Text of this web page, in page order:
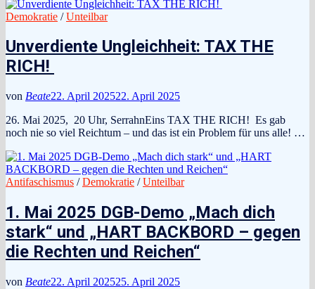
Demokratie /Unteilbar
Unverdiente Ungleichheit: TAX THE
RICH!
von Beate22. April 202522. April 2025
26. Mai 2025, 20 Uhr, SerrahnEins TAX THE RICH! Es gab
noch nie so viel Reichtum – und das ist ein Problem für uns alle! …
Antifaschismus /Demokratie /Unteilbar
1. Mai 2025 DGB-Demo „Mach dich
stark“ und „HART BACKBORD – gegen
die Rechten und Reichen“
von Beate22. April 202525. April 2025